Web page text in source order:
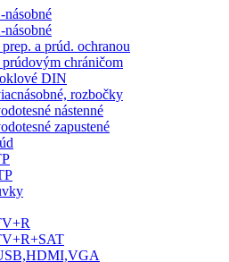
násobné
násobné
a prúd. ochranou
prúdovým chráničom
DIN
rozbočky
nástenné
zapustené